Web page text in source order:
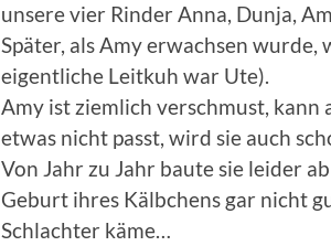
unsere vier Rinder Anna, Dunja,
Später, als Amy erwachsen
eigentliche Leitkuh war Ute).
Amy ist ziemlich verschmust, kann
etwas nicht passt, wird sie auch
Von Jahr zu Jahr baute sie leider
Geburt ihres Kälbchens gar nicht
Schlachter käme…